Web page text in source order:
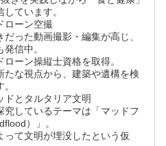
ています。
ローン空撮
だった動画撮影・編集が高じ、
信中。
ローン操縦士資格を取得。
たな視点から、建築や遺構を検
ドとタルタリア文明
究しているテーマは「マッドフ
）」。
って文明が埋没したという仮